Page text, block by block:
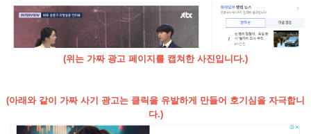
(위는 가짜 광고 페이지를 캡쳐한 사진입니다.)
(아래와 같이 가짜 사기 광고는 클릭을 유발하게 만들어 호기심을 자극합니
다.)